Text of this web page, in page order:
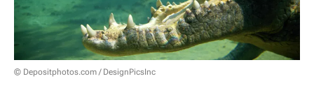
© Depositphotos.com / DesignPicsInc